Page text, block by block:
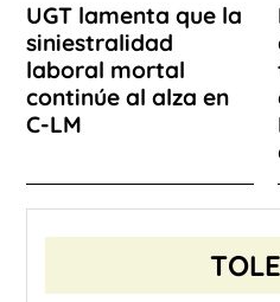
UGT lamenta que la
siniestralidad
laboral mortal
continúe al alza en
C-LM